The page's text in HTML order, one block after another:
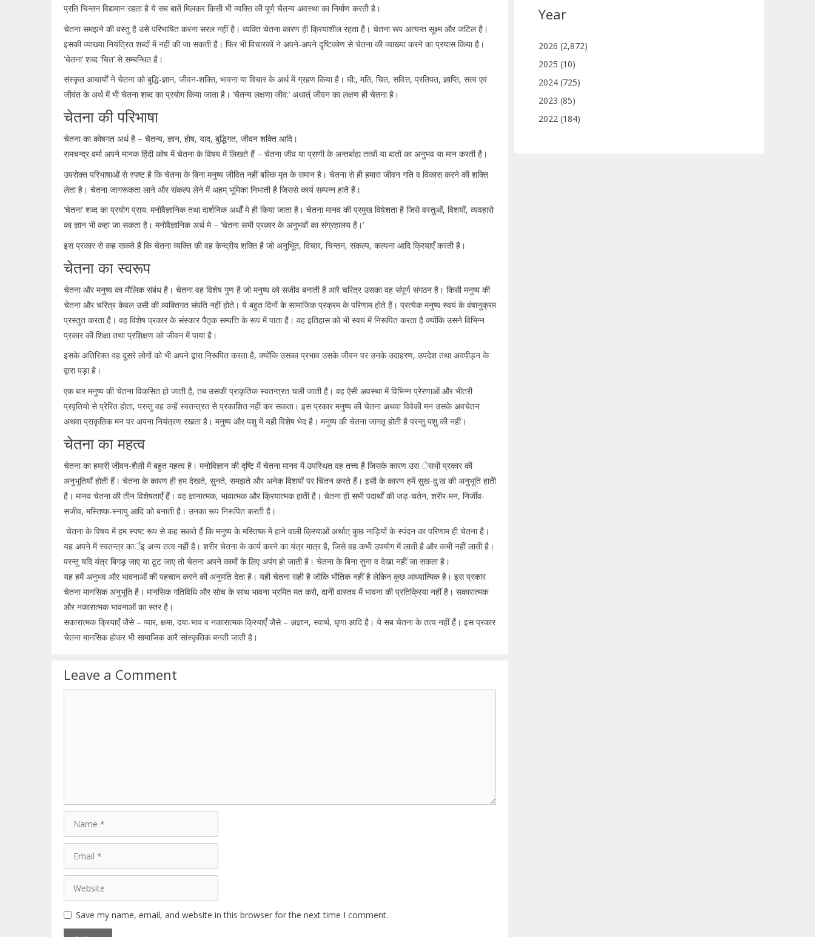
प्रति चिन्तन विद्यमान रहता है ये सब बातें मिलकर किसी भी व्यक्ति की पूर्ण चैतन्य अवस्था का निर्माण करती है।
चेतना समझने की वस्तु है उसे परिभाषित करना सरल नहीं है। व्यक्ति चेतना कारण ही क्रियाशील रहता है। चेतना रूप अत्यन्त सूक्ष्म और जटिल है।
इसकी व्याख्या नियंत्रित शब्दों में नहीं की जा सकती है। फिर भी विचारकों ने अपने-अपने दृष्टिकोण से चेतना की व्याख्या करने का प्रयास किया है।
‘चेतना’ शब्द ‘चित’ से सम्बन्धित है।
संस्कृत आचार्यों ने चेतना को बुद्धि-ज्ञान, जीवन-शक्ति, भावना या विचार के अर्थ में ग्रहण किया है। घी:, मति, चित, सवित्त, प्रतिपत, ज्ञाप्ति, सत्व एवं
जीवंत के अर्थ में भी चेतना शब्द का प्रयोग किया जाता है। ‘चैतन्य लक्षणा जीव:’ अथार्त् जीवन का लक्षण ही चेतना है।
चेतना की परिभाषा
चेतना का कोषगत अर्थ है – चैतन्य, ज्ञान, होष, याद, बुद्धिगत, जीवन शक्ति आदि।
रामचन्द्र वर्मा अपने मानक हिंदी कोष में चेतना के विषय में लिखते हैं – चेतना जीव या प्राणी के अन्तर्बाह्य तत्वों या बातों का अनुभव या मान करती है।
उपरोक्त परिभाषाओं से स्पष्ट है कि चेतना के बिना मनुष्य जीवित नहीं बल्कि मृत के समान है। चेतना से ही हमारा जीवन गति व विकास करने की शक्ति
लेता है। चेतना जागरूकता लाने और संकल्प लेने में अहम् भूमिका निभाती है जिससे कार्य सम्पन्न हाते हैं।
‘चेतना’ शब्द का प्रयोग प्राय: मनोवैज्ञानिक तथा दार्शनिक अर्थों मे ही किया जाता है। चेतना मानव की प्रमुख विषेशता है जिसे वस्तुओं, विशयों, व्यवहारो
का ज्ञान भी कहा जा सकता है। मनोवैज्ञानिक अर्थ मे – ‘चेतना सभी प्रकार के अनुभवों का संग्रहालय है।’
इस प्रकार से कह सकते हैं कि चेतना व्यक्ति की वह केन्द्रीय शक्ति है जो अनुभूित, विचार, चिन्तन, संकल्प, कल्पना आदि क्रियाएँ करती है।
चेतना का स्वरूप
चेतना और मनुष्य का मौलिक संबंध है। चेतना वह विशेष गुण है जो मनुष्य को सजीव बनाती है आरै चरित्र उसका वह संपूर्ण संगठन है। किसी मनुष्य की
चेतना और चरित्र केवल उसी की व्यक्तिगत संपति नहीं होते। ये बहुत दिनों के सामाजिक प्रक्रम के परिणाम होते हैं। प्रत्येक मनुष्य स्वयं के वंषानुक्रम
प्रस्तुत करता है। वह विशेष प्रकार के संस्कार पैतृक सम्पत्ति के रूप में पाता है। वह इतिहास को भी स्वयं में निरूपित करता है क्योंकि उसने विभिन्न
प्रकार की शिक्षा तथा प्रशिक्षण को जीवन में पाया है।
इसके अतिरिक्त वह दूसरे लोगों को भी अपने द्वारा निरूपित करता है, क्योंकि उसका प्रभाव उसके जीवन पर उनके उदाहरण, उपदेश तथा अवपीड़न के
द्वारा पड़ा है।
एक बार मनुष्य की चेतना विकसित हो जाती है, तब उसकी प्राकृतिक स्वतन्त्रत चली जाती है। वह ऐसी अवस्था में विभिन्न प्रेरणाओं और भीतरी
प्रवृतियो से प्रेरित होता, परन्तु वह उन्हें स्वतन्त्रत से प्रकाशित नहीं कर सकता। इस प्रकार मनुष्य की चेतना अथवा विवेकी मन उसके अवचेतन
अथवा प्राकृतिक मन पर अपना नियंत्रण रखता है। मनुष्य और पशु में यही विशेष भेद है। मनुष्य की चेतना जागतृ होती है परन्तु पशु की नहीं।
चेतना का महत्व
चेतना का हमारी जीवन-शैली में बहुत महत्व है। मनोविज्ञान की दृष्टि में चेतना मानव में उपस्थित वह तत्त्व है जिसके कारण उस ेसभी प्रकार की
अनुभूतियाँ होती हैं। चेतना के कारण ही हम देखते, सुनते, समझते और अनेक विशयों पर चिंतन करते हैं। इसी के कारण हमें सुख-दु:ख की अनुभूति हातेी
है। मानव चेतना की तीन विशेषताएँ हैं। वह ज्ञानात्मक, भावात्मक और क्रियात्मक हातेी है। चेतना ही सभी पदार्थों की जड़-चतेन, शरीर-मन, निर्जीव-
सजीव, मस्तिष्क-स्नायु आदि को बनाती है। उनका रूप निरूपित करती है।
चेतना के विषय में हम स्पष्ट रूप से कह सकते हैं कि मनुष्य के मस्तिष्क में हाने वाली क्रियाओं अर्थात् कुछ नाड़ियों के स्पंदन का परिणाम ही चेतना है।
यह अपने में स्वतन्त्र कार्इ अन्य तत्व नहीं है। शरीर चेतना के कार्य करने का यंत्र मात्र है, जिसे वह कभी उपयोग में लाती है और कभी नहीं लाती है।
परन्तु यदि यंत्र बिगड़ जाए या टूट जाए तो चेतना अपने कामों के लिए अपंग हो जाती है। चेतना के बिना सुना व देखा नहीं जा सकता है।
यह हमें अनुभव और भावनाओं की पहचान करने की अनुमति देता है। यही चेतना सही है जोकि भौतिक नहीं है लेकिन कुछ आध्यात्मिक है। इस प्रकार
चेतना मानसिक अनुभूति है। मानसिक गतिविधि और सोच के साथ भावना भ्रमित मत करो, दानेों वास्तव में भावना की प्रतिक्रिया नहीं है। सकारात्मक
और नकारात्मक भावनाओं का स्तर है।
सकारात्मक क्रियाएँ जैसे – प्यार, क्षमा, दया-भाव व नकारात्मक क्रियाएँ जैसे – अज्ञान, स्वार्थ, घृणा आदि है। ये सब चेतना के तत्व नहीं हैं। इस प्रकार
चेतना मानसिक होकर भी सामाजिक आरै सांस्कृतिक बनती जाती है।
Leave a Comment
Website
Save my name, email, and website in this browser for the next time I comment.
Year
2026 (2,872)
2025 (10)
2024 (725)
2023 (85)
2022 (184)